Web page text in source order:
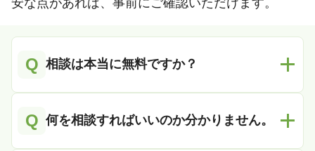
Q 相談は本当に無料ですか？
Q 何を相談すればいいのか分かりません。